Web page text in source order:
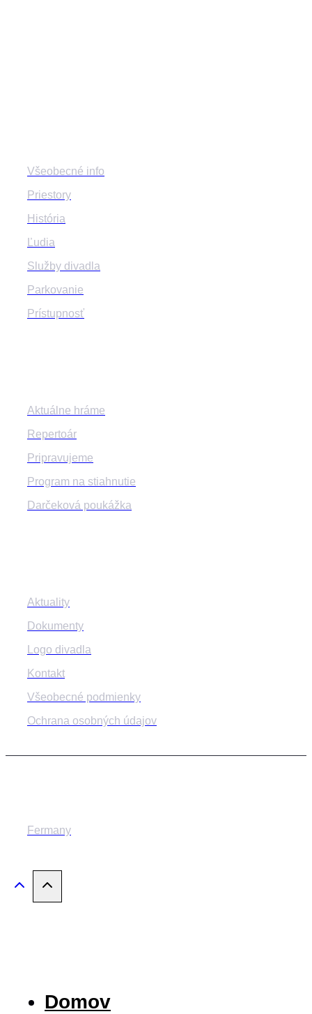
Všeobecné info
Priestory
História
Ľudia
Služby divadla
Parkovanie
Prístupnosť
Aktuálne hráme
Repertoár
Pripravujeme
Program na stiahnutie
Darčeková poukážka
Aktuality
Dokumenty
Logo divadla
Kontakt
Všeobecné podmienky
Ochrana osobných údajov
Fermany
Domov